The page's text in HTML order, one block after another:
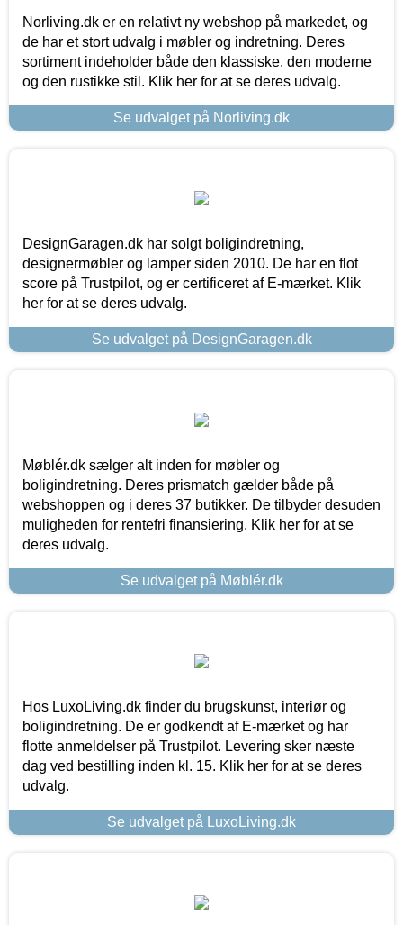
Norliving.dk er en relativt ny webshop på markedet, og
de har et stort udvalg i møbler og indretning. Deres
sortiment indeholder både den klassiske, den moderne
og den rustikke stil. Klik her for at se deres udvalg.
Se udvalget på Norliving.dk
DesignGaragen.dk har solgt boligindretning,
designermøbler og lamper siden 2010. De har en flot
score på Trustpilot, og er certificeret af E-mærket. Klik
her for at se deres udvalg.
Se udvalget på DesignGaragen.dk
Møblér.dk sælger alt inden for møbler og
boligindretning. Deres prismatch gælder både på
webshoppen og i deres 37 butikker. De tilbyder desuden
muligheden for rentefri finansiering. Klik her for at se
deres udvalg.
Se udvalget på Møblér.dk
Hos LuxoLiving.dk finder du brugskunst, interiør og
boligindretning. De er godkendt af E-mærket og har
flotte anmeldelser på Trustpilot. Levering sker næste
dag ved bestilling inden kl. 15. Klik her for at se deres
udvalg.
Se udvalget på LuxoLiving.dk